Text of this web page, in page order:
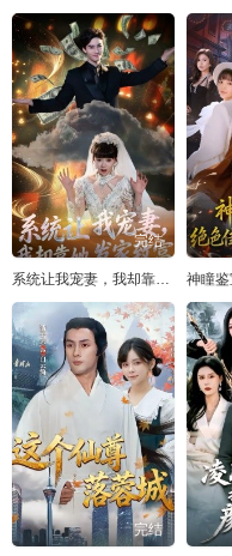
第101集 第102集
第105集 第106集
第109集
完结
系统让我宠妻，我却靠她发家致富
完结